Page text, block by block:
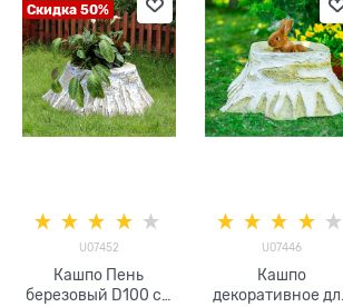
Скидка 50%
U07452
Кашпо Пень
березовый D100 см
U07446
Кашпо
декоративное для